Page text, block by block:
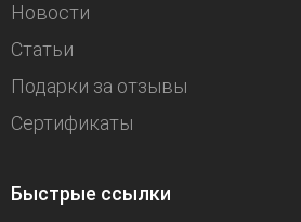
Новости
Статьи
Подарки за отзывы
Сертификаты
Быстрые ссылки